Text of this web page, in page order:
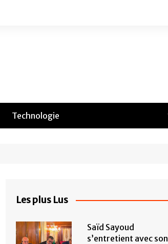
Technologie
Les plus Lus
Saïd Sayoud
s’entretient avec son